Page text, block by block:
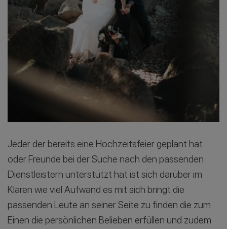
Jeder der bereits eine Hochzeitsfeier geplant hat
oder Freunde bei der Suche nach den passenden
Dienstleistern unterstützt hat ist sich darüber im
Klaren wie viel Aufwand es mit sich bringt die
passenden Leute an seiner Seite zu finden die zum
Einen die persönlichen Belieben erfüllen und zudem